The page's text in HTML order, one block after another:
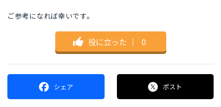
ご参考になれば幸いです。
役に立った ｜ 0
シェア ポスト